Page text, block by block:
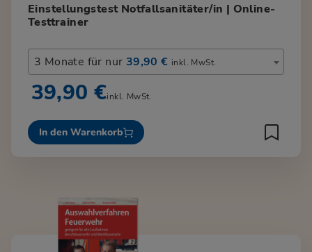
Einstellungstest Notfallsanitäter/in | Online-
Testtrainer
3 Monate für nur 39,90 € inkl. MwSt.
39,90 €inkl. MwSt.
In den Warenkorb